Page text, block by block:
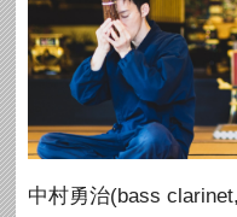
中村勇治(bass